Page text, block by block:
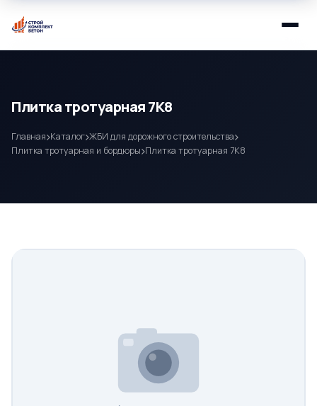
Плитка тротуарная 7К8
Главная Каталог ЖБИ для дорожного строительства
Плитка тротуарная и бордюры Плитка тротуарная 7К8